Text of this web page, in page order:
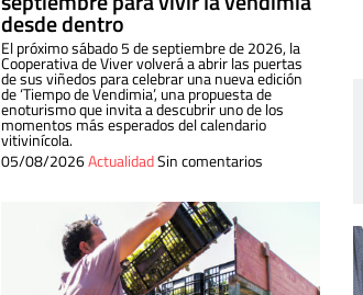
desde dentro
El próximo sábado 5 de septiembre de 2026, la
Cooperativa de Viver volverá a abrir las puertas
de sus viñedos para celebrar una nueva edición
de ‘Tiempo de Vendimia’, una propuesta de
enoturismo que invita a descubrir uno de los
momentos más esperados del calendario
vitivinícola.
05/08/2026ActualidadSin comentarios